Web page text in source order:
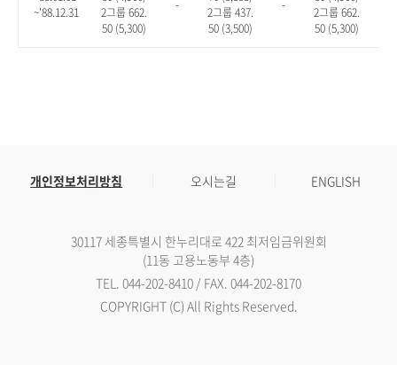
~'88.12.31
2그룹 662.
50 (5,300)
-
2그룹 437.
50 (3,500)
-
2그룹 662.
50 (5,300)
개인정보처리방침 오시는길 ENGLISH
30117 세종특별시 한누리대로 422 최저임금위원회
(11동 고용노동부 4층)
TEL. 044-202-8410 / FAX. 044-202-8170
COPYRIGHT (C) All Rights Reserved.